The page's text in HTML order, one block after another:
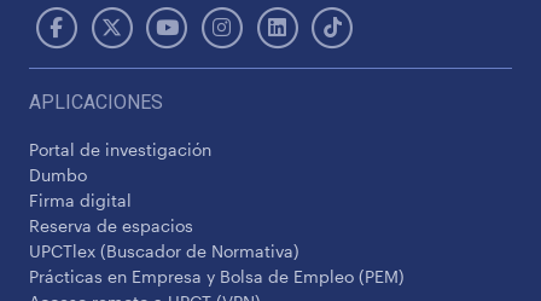
APLICACIONES
Portal de investigación
Dumbo
Firma digital
Reserva de espacios
UPCTlex (Buscador de Normativa)
Prácticas en Empresa y Bolsa de Empleo (PEM)